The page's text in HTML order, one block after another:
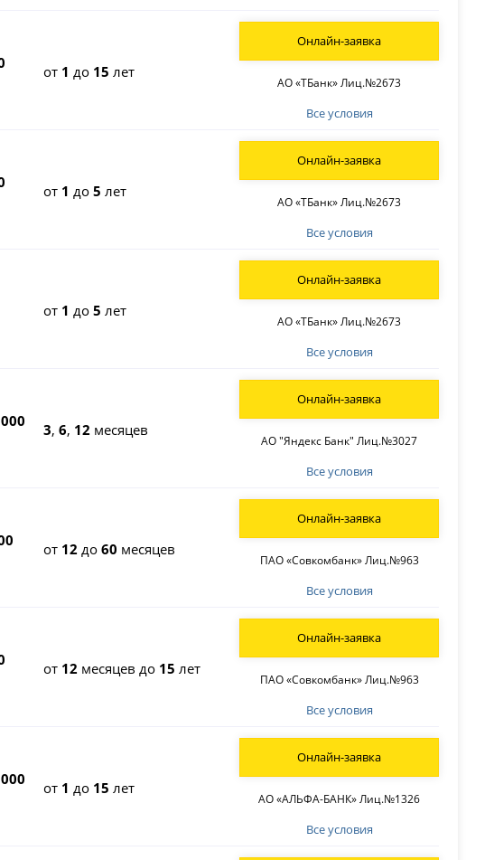
от 1 до 15 лет
Все условия
АО «ТБанк» Лиц.№2673
Онлайн-заявка
от 1 до5 лет
Все условия
АО «ТБанк» Лиц.№2673
Онлайн-заявка
от 1 до5 лет
Все условия
АО «ТБанк» Лиц.№2673
Онлайн-заявка
3,6, 12 месяцев
Все условия
АО "Яндекс Банк" Лиц.№3027
Онлайн-заявка
от 12 до60 месяцев
Все условия
ПАО «Совкомбанк» Лиц.№963
Онлайн-заявка
от 12 месяцев до 15 лет
Все условия
ПАО «Совкомбанк» Лиц.№963
Онлайн-заявка
от 1 до 15 лет
Все условия
АО «АЛЬФА-БАНК» Лиц.№1326
Онлайн-заявка